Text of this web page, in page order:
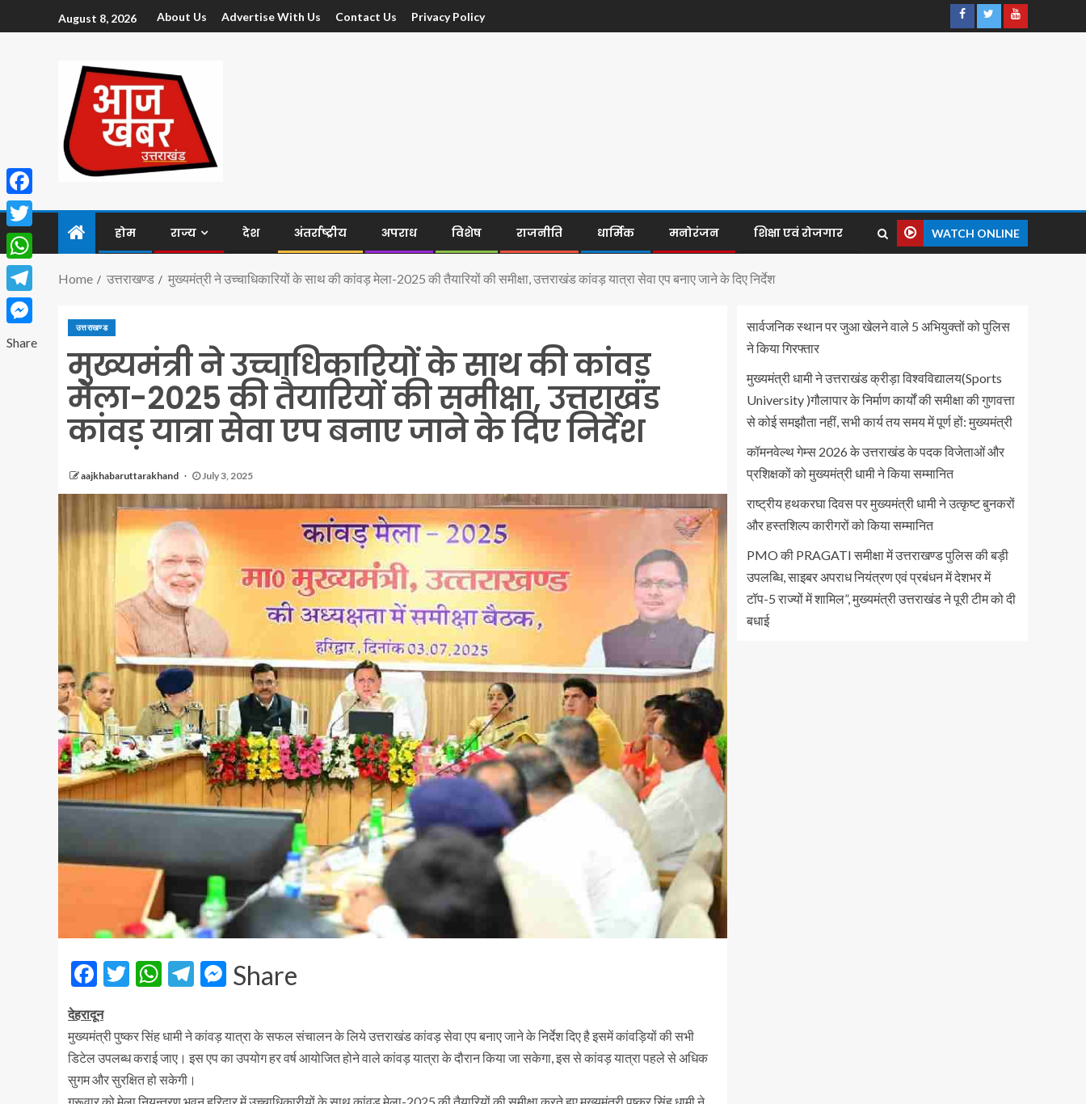
August 8, 2026 About Us Advertise With Us Contact Us Privacy Policy
होम राज्य देश अंतर्राष्ट्रीय अपराध विशेष राजनीति धार्मिक मनोरंजन शिक्षा एवं रोजगार WATCH ONLINE
Home उत्तराखण्ड मुख्यमंत्री ने उच्चाधिकारियों के साथ की कांवड़ मेला-2025 की तैयारियों की समीक्षा, उत्तराखंड कांवड़ यात्रा सेवा एप बनाए जाने के दिए निर्देश
उत्तराखण्ड
मुख्यमंत्री ने उच्चाधिकारियों के साथ की कांवड़
मेला-2025 की तैयारियों की समीक्षा, उत्तराखंड
कांवड़ यात्रा सेवा एप बनाए जाने के दिए निर्देश
aajkhabaruttarakhand July 3, 2025
Facebook
Twitter
WhatsApp
Telegram
Messenger
Share
देहरादून
मुख्यमंत्री पुष्कर सिंह धामी ने कांवड़ यात्रा के सफल संचालन के लिये उत्तराखंड कांवड़ सेवा एप बनाए जाने के निर्देश दिए है इसमें कांवड़ियों की सभी
डिटेल उपलब्ध कराई जाए। इस एप का उपयोग हर वर्ष आयोजित होने वाले कांवड़ यात्रा के दौरान किया जा सकेगा, इस से कांवड़ यात्रा पहले से अधिक
सुगम और सुरक्षित हो सकेगी।
सार्वजनिक स्थान पर जुआ खेलने वाले 5 अभियुक्तों को पुलिस
ने किया गिरफ्तार
मुख्यमंत्री धामी ने उत्तराखंड क्रीड़ा विश्वविद्यालय(Sports
University )गौलापार के निर्माण कार्यों की समीक्षा की गुणवत्ता
से कोई समझौता नहीं, सभी कार्य तय समय में पूर्ण हों: मुख्यमंत्री
कॉमनवेल्थ गेम्स 2026 के उत्तराखंड के पदक विजेताओं और
प्रशिक्षकों को मुख्यमंत्री धामी ने किया सम्मानित
राष्ट्रीय हथकरघा दिवस पर मुख्यमंत्री धामी ने उत्कृष्ट बुनकरों
और हस्तशिल्प कारीगरों को किया सम्मानित
PMO की PRAGATI समीक्षा में उत्तराखण्ड पुलिस की बड़ी
उपलब्धि, साइबर अपराध नियंत्रण एवं प्रबंधन में देशभर में
टॉप-5 राज्यों में शामिल”, मुख्यमंत्री उत्तराखंड ने पूरी टीम को दी
बधाई
Facebook
Twitter
WhatsApp
Telegram
Messenger
Share